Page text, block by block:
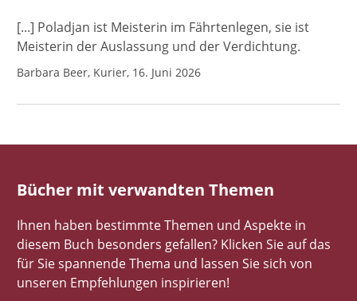
[...] Poladjan ist Meisterin im Fährtenlegen, sie ist
Meisterin der Auslassung und der Verdichtung.
Barbara Beer, Kurier, 16. Juni 2026
Bücher mit verwandten Themen
Ihnen haben bestimmte Themen und Aspekte in
diesem Buch besonders gefallen? Klicken Sie auf das
für Sie spannende Thema und lassen Sie sich von
unseren Empfehlungen inspirieren!